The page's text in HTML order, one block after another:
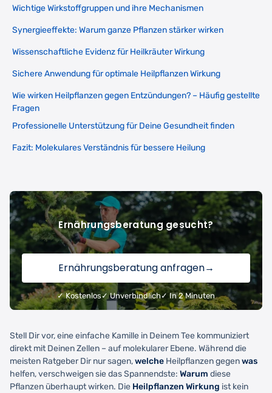
Wichtige Wirkstoffgruppen und ihre Mechanismen
Synergieeffekte: Warum ganze Pflanzen stärker wirken
Wissenschaftliche Evidenz für Heilkräuter Wirkung
Sichere Anwendung für optimale Heilpflanzen Wirkung
Wie wirken Heilpflanzen gegen Entzündungen? – Häufig gestellte
Fragen
Professionelle Unterstützung für Deine Gesundheit finden
Fazit: Molekulares Verständnis für bessere Heilung
Ernährungsberatung gesucht?
Ernährungsberatung anfragen→
✓ Kostenlos✓ Unverbindlich ✓ In 2 Minuten
Stell Dir vor, eine einfache Kamille in Deinem Tee kommuniziert
direkt mit Deinen Zellen – auf molekularer Ebene. Während die
meisten Ratgeber Dir nur sagen,welche Heilpflanzen gegenwas
helfen, verschweigen sie das Spannendste: Warum diese
Pflanzen überhaupt wirken. Die Heilpflanzen Wirkung ist kein